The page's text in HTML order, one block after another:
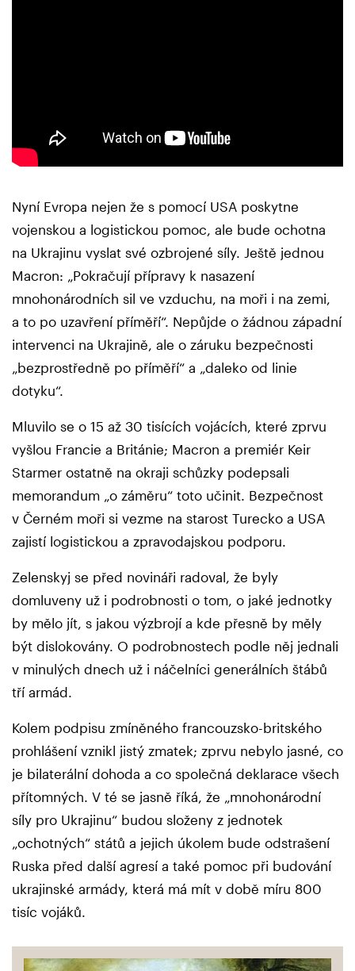
Nyní Evropa nejen že s pomocí USA poskytne
vojenskou a logistickou pomoc, ale bude ochotna
na Ukrajinu vyslat své ozbrojené síly. Ještě jednou
Macron: „Pokračují přípravy k nasazení
mnohonárodních sil ve vzduchu, na moři i na zemi,
a to po uzavření příměří“. Nepůjde o žádnou západní
intervenci na Ukrajině, ale o záruku bezpečnosti
„bezprostředně po příměří“ a „daleko od linie
dotyku“.
Mluvilo se o 15 až 30 tisících vojácích, které zprvu
vyšlou Francie a Británie; Macron a premiér Keir
Starmer ostatně na okraji schůzky podepsali
memorandum „o záměru“ toto učinit. Bezpečnost
v Černém moři si vezme na starost Turecko a USA
zajistí logistickou a zpravodajskou podporu.
Zelenskyj se před novináři radoval, že byly
domluveny už i podrobnosti o tom, o jaké jednotky
by mělo jít, s jakou výzbrojí a kde přesně by měly
být dislokovány. O podrobnostech podle něj jednali
v minulých dnech už i náčelníci generálních štábů
tří armád.
Kolem podpisu zmíněného francouzsko-britského
prohlášení vznikl jistý zmatek; zprvu nebylo jasné, co
je bilaterální dohoda a co společná deklarace všech
přítomných. V té se jasně říká, že „mnohonárodní
síly pro Ukrajinu“ budou složeny z jednotek
„ochotných“ států a jejich úkolem bude odstrašení
Ruska před další agresí a také pomoc při budování
ukrajinské armády, která má mít v době míru 800
tisíc vojáků.